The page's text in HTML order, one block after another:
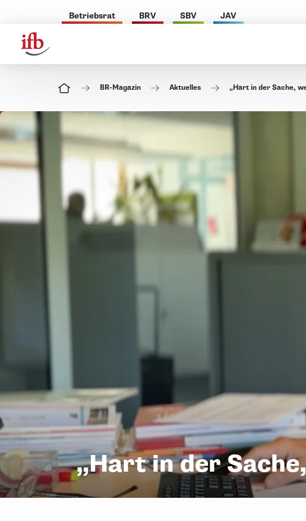
Betriebsrat BRV SBV JAV
BR-Magazin Aktuelles „Hart in der Sache,
„Hart in der